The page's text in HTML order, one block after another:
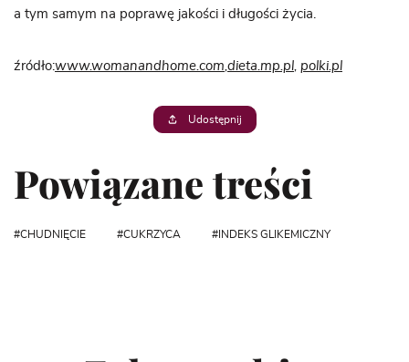
a tym samym na poprawę jakości i długości życia.
źródło:www.womanandhome.com dieta.mp.pl polki.pl
Udostępnij
Powiązane treści
CHUDNIĘCIE CUKRZYCA INDEKS GLIKEMICZNY